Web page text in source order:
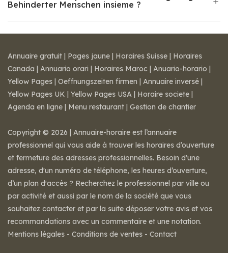
Behinderter Menschen insieme ?
Annuaire gratuit | Pages jaune | Horaires Suisse | Horaires
Canada | Annuario orari | Horaires Maroc | Anuario-horario |
Yellow Pages | Oeffnungszeiten firmen | Annuaire inversé |
Yellow Pages UK | Yellow Pages USA | Horaire societe |
Agenda en ligne | Menu restaurant | Gestion de chantier
Copyright © 2026 | Annuaire-horaire est l’annuaire
professionnel qui vous aide à trouver les horaires d’ouverture
et fermeture des adresses professionnelles. Besoin d'une
adresse, d'un numéro de téléphone, les heures d’ouverture,
d’un plan d'accès ? Recherchez le professionnel par ville ou
par activité et aussi par le nom de la société que vous
souhaitez contacter et par la suite déposer votre avis et vos
recommandations avec un commentaire et une notation.
Mentions légales - Conditions de ventes - Contact